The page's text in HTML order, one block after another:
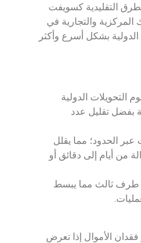
التقليدية كسويفت
المركزية والتجارية في
بشكل أسرع وأكثر
الدولية
بفضل تقليل عدد
الحدود؛ مما يقلل
من أيام إلى دقائق أو
طرف ثالث مما يبسط
الأموال إذا تعرض